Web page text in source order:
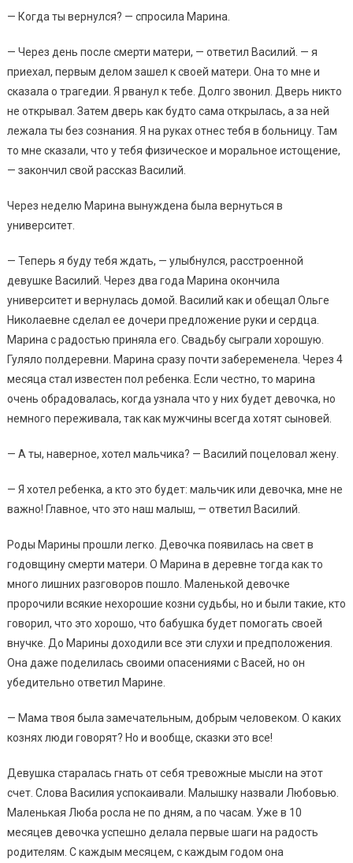
— Когда ты вернулся? — спросила Марина.
— Через день после смерти матери, — ответил Василий. — я
приехал, первым делом зашел к своей матери. Она то мне и
сказала о трагедии. Я рванул к тебе. Долго звонил. Дверь никто
не открывал. Затем дверь как будто сама открылась, а за ней
лежала ты без сознания. Я на руках отнес тебя в больницу. Там
то мне сказали, что у тебя физическое и моральное истощение,
— закончил свой рассказ Василий.
Через неделю Марина вынуждена была вернуться в
университет.
— Теперь я буду тебя ждать, — улыбнулся, расстроенной
девушке Василий. Через два года Марина окончила
университет и вернулась домой. Василий как и обещал Ольге
Николаевне сделал ее дочери предложение руки и сердца.
Марина с радостью приняла его. Свадьбу сыграли хорошую.
Гуляло полдеревни. Марина сразу почти забеременела. Через 4
месяца стал известен пол ребенка. Если честно, то марина
очень обрадовалась, когда узнала что у них будет девочка, но
немного переживала, так как мужчины всегда хотят сыновей.
— А ты, наверное, хотел мальчика? — Василий поцеловал жену.
— Я хотел ребенка, а кто это будет: мальчик или девочка, мне не
важно! Главное, что это наш малыш, — ответил Василий.
Роды Марины прошли легко. Девочка появилась на свет в
годовщину смерти матери. О Марина в деревне тогда как то
много лишних разговоров пошло. Маленькой девочке
пророчили всякие нехорошие козни судьбы, но и были такие, кто
говорил, что это хорошо, что бабушка будет помогать своей
внучке. До Марины доходили все эти слухи и предположения.
Она даже поделилась своими опасениями с Васей, но он
убедительно ответил Марине.
— Мама твоя была замечательным, добрым человеком. О каких
кознях люди говорят? Но и вообще, сказки это все!
Девушка старалась гнать от себя тревожные мысли на этот
счет. Слова Василия успокаивали. Малышку назвали Любовью.
Маленькая Люба росла не по дням, а по часам. Уже в 10
месяцев девочка успешно делала первые шаги на радость
родителям. С каждым месяцем, с каждым годом она